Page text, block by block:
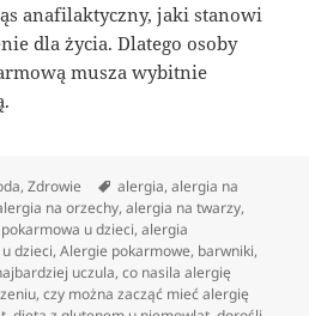
anafilaktyczny, jaki stanowi
dla życia. Dlatego osoby
musza wybitnie
,Zdrowie Tagi
alergia,alergia na
na orzechy,alergia na twarzy,
u dzieci,alergia
dzieci,Alergie pokarmowe, barwniki,
uczula,co nasila alergię
,czy można zacząć mieć alergię